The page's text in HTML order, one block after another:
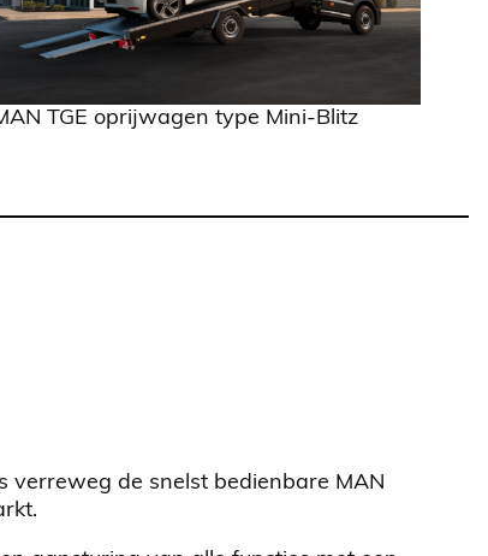
TGE oprijwagen type Mini-Blitz
verreweg de snelst bedienbare MAN